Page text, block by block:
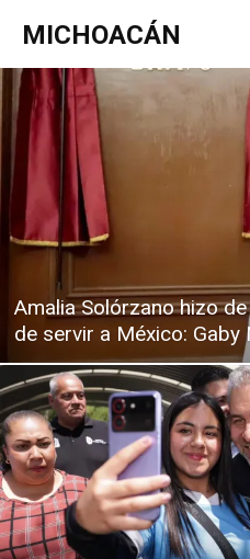
MICHOACÁN
Amalia Solórzano hizo
de servir a México: Gaby